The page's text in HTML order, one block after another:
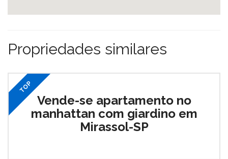
Propriedades similares
TOP
Vende-se apartamento no
manhattan com giardino em
Mirassol-SP